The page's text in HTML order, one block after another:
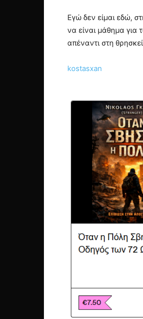
Εγώ δεν είμαι εδώ,
να είναι μάθημα για
απέναντι στη
kostasxan